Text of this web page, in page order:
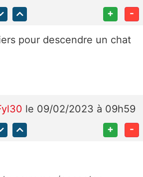
+ -
pour descendre un chat
le 09/02/2023 à 09h59
+ -